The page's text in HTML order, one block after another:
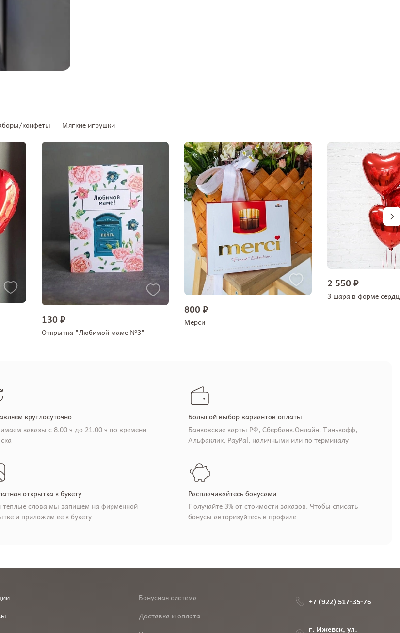
конфеты Мягкие игрушки
130 ₽
Открытка "Любимой маме №3"
800 ₽
Мерси
2 550 ₽
3 шара в форме
круглосуточно
заказы с 8.00 ч до 21.00 ч по времени
Большой выбор вариантов оплаты
Банковские карты РФ, Сбербанк.Онлайн, Тинькофф,
Альфаклик, PayPal, наличными или по терминалу
открытка к букету
теплые слова мы запишем на фирменной
и приложим ее к букету
Расплачивайтесь бонусами
Получайте 3% от стоимости заказов. Чтобы списать
бонусы авторизуйтесь в профиле
Бонусная система
Доставка и оплата
+7 (922) 517-35-76
г. Ижевск, ул.